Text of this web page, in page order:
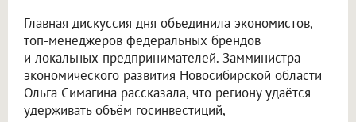
Главная дискуссия дня объединила экономистов,
топ-менеджеров федеральных брендов
и локальных предпринимателей. Замминистра
экономического развития Новосибирской области
Ольга Симагина рассказала, что региону удаётся
удерживать объём госинвестиций,